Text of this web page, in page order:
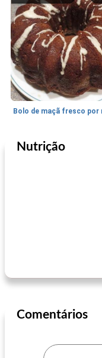
Feriados e Eventos
Nutrição
Comentários